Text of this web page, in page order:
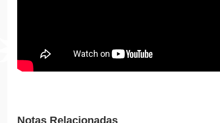
Notas Relacionadas